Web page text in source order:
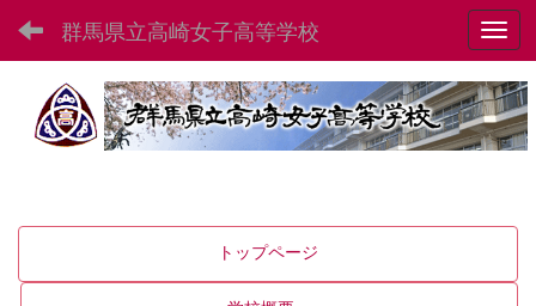
群馬県立高崎女子高等学校
トップページ